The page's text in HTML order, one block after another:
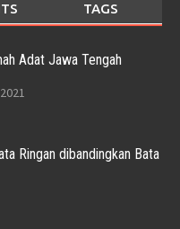
TAGS
Adat Jawa Tengah
Ringan dibandingkan Bata